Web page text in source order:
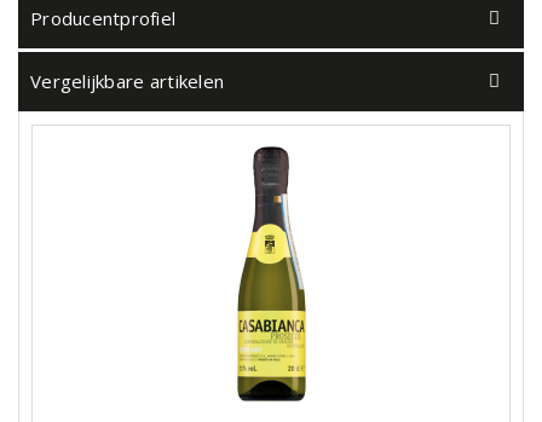
Producentprofiel
Vergelijkbare artikelen